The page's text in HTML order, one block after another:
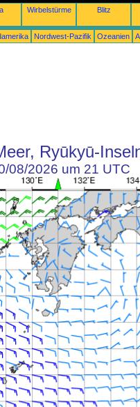
Wirbelstürme Blitz
Nordwest-Pazifik Ozeanien
Ryūkyū-
08/2026 um 21 UTC